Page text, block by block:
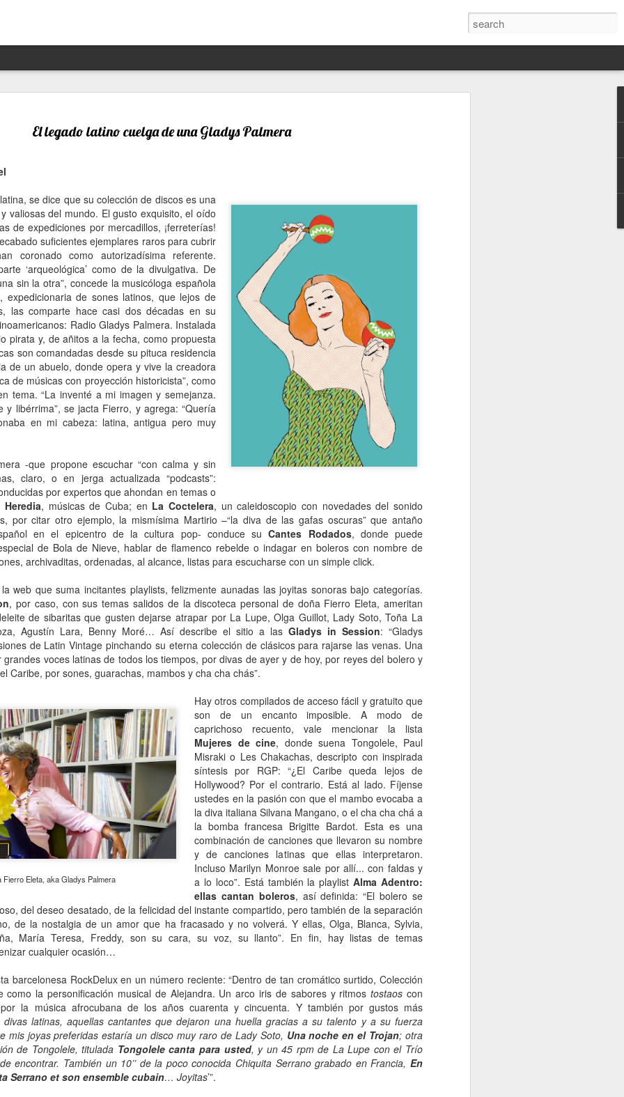
El legado latino cuelga de una Gladys Palmera
se dice que su colección de discos es una
valiosas del mundo. El gusto exquisito, el oído
de expediciones por mercadillos, ¡ferreterías!
suficientes ejemplares raros para cubrir
coronado como autorizadísima referente.
‘arqueológica’ como de la divulgativa. De
sin la otra”, concede la musicóloga española
expedicionaria de sones latinos, que lejos de
las comparte hace casi dos décadas en su
Radio Gladys Palmera. Instalada
pirata y, de añitos a la fecha, como propuesta
son comandadas desde su pituca residencia
de un abuelo, donde opera y vive la creadora
de músicas con proyección historicista”, como
tema. “La inventé a mi imagen y semejanza.
y libérrima”, se jacta Fierro, y agrega: “Quería
en mi cabeza: latina, antigua pero muy
-que propone escuchar “con calma y sin
claro, o en jerga actualizada “podcasts”:
por expertos que ahondan en temas o
Heredia, músicas de Cuba; en La Coctelera, un caleidoscopio con novedades del sonido
por citar otro ejemplo, la mismísima Martirio –“la diva de las gafas oscuras” que antaño
en el epicentro de la cultura pop- conduce suCantes Rodados, donde puede
de Bola de Nieve, hablar de flamenco rebelde o indagar en boleros con nombre de
archivaditas, ordenadas, al alcance, listas para escucharse con un simple click.
web que suma incitantes playlists, felizmente aunadas las joyitas sonoras bajo categorías.
, por caso, con sus temas salidos de la discoteca personal de doña Fierro Eleta, ameritan
de sibaritas que gusten dejarse atrapar por La Lupe, Olga Guillot, Lady Soto, Toña La
Agustín Lara, Benny Moré… Así describe el sitio a las Gladys in Session: “Gladys
de Latin Vintage pinchando su eterna colección de clásicos para rajarse las venas. Una
voces latinas de todos los tiempos, por divas de ayer y de hoy, por reyes del bolero y
Caribe, por sones, guarachas, mambos y cha cha chás”.
Fierro Eleta, aka Gladys Palmera
Hay otros compilados de acceso fácil y gratuito que
son de un encanto imposible. A modo de
caprichoso recuento, vale mencionar la lista
Mujeres de cine, donde suena Tongolele, Paul
Misraki o Les Chakachas, descripto con inspirada
síntesis por RGP: “¿El Caribe queda lejos de
Hollywood? Por el contrario. Está al lado. Fíjense
ustedes en la pasión con que el mambo evocaba a
la diva italiana Silvana Mangano, o el cha cha chá a
la bomba francesa Brigitte Bardot. Esta es una
combinación de canciones que llevaron su nombre
y de canciones latinas que ellas interpretaron.
Incluso Marilyn Monroe sale por allí... con faldas y
a lo loco”. Está también la playlistAlma Adentro:
ellas cantan boleros, así definida: “El bolero se
del deseo desatado, de la felicidad del instante compartido, pero también de la separación
de la nostalgia de un amor que ha fracasado y no volverá. Y ellas, Olga, Blanca, Sylvia,
María Teresa, Freddy, son su cara, su voz, su llanto”. En fin, hay listas de temas
cualquier ocasión…
barcelonesa RockDelux en un número reciente: “Dentro de tan cromático surtido, Colección
como la personificación musical de Alejandra. Un arco iris de sabores y ritmostostaos con
por la música afrocubana de los años cuarenta y cincuenta. Y también por gustos más
divas latinas, aquellas cantantes que dejaron una huella gracias a su talento y a su fuerza
mis joyas preferidas estaría un disco muy raro de Lady Soto, Una noche en el Trojan; otra
de Tongolele, titulada Tongolele canta para usted, y un 45 rpm de La Lupe con el Trío
encontrar. También un 10’’ de la poco conocida Chiquita Serrano grabado en Francia, En
Serrano et son ensemble cubain… Joyitas’”.
13
un afortunado encuentro escénico
Arendt (1906- 1975) resuena con desgraciada vigencia en este siglo
21, en estos precisos momentos de amenaza a las democracias,
de hechos de ilegalidad y crueldad crecientes por parte de las
grandes potencias, de gobiernos talibanes, de un avance alucinante
de la ultraderecha más reaccionaria, caprichosa y avasalladora.
Arendt, de cuya muerte a los 69 se cumplieron 50 años en
diciembre pasado, fue una pensadora alemana -de origen judío-
original, audaz, a contracorriente, inconformista, libre de toda
atadura, que no le temió a la polémica.
JAN
13
Escribir contra toda
adversidad (estrepitosa)
Por Teresa Donato
preparando el examen de
etnografía -el más difícil de la
carrera-, hubo un día que, entre
fichas, fotocopias, libros, café,
puchos y la Olivetti portátil
celeste, me dije: “Esto es lo que
quiero hacer toda la vida”.
Mientras estaba leyendo y
escribiendo en silencio encerrada
en mi habitación, las horas no
pasaban. Me veo tal cual, como si
estuviera viviéndolo ahora.
JAN
13
Marta Lubos (16/8/1943-
27/3/2026): Retrato de
una mujer en armonía
Hace 10 años, ella fue la "chica
denominación que seguramente le
habría dado risa a Marta Lubos,
una artista en absoluto pagada de
sí misma, una persona libre de
toda presunción y más bien
renuente a dar entrevistas. Pero
en esta ocasión,
afortunadamente, se avino a
responder, afable y espontánea,
divertida o apasionada -según el
tema-, siempre yendo al punto,
sin el menor rodeo. Así, fueron
apareciendo la pianista, la
escultora, la cocinera que brinda
una receta.
JAN
13
Un cavaliere della patria
Por Sonia Novello
espalda
es algo que no le deseo a nadie”.
Amadeo Novello. Diario de guerra.
Su primera fuga fue una noche
estrellada. Cuenta que avanzaban
arrastrándose por tierra solo
cuando las nubes tapaban la luna.
Es que esta iluminaba demasiado
el borde de la carretera de
pedregullo llena de barro y de
pozos de la zona de montaña por
la que se desplazaban, bajo el
cielo de Yugoslavia.
Damiselas Nº 1, a modo de editorial
Allá por las postrimerías del año 2012 se publicó la primera
edición de Damiselas en apuros, precedida del siguiente introito:
primero que hay que saber es que una damisela no es ni una dama
damita (dicho esto siguiendo las instrucciones de T.S. Eliot para
diferenciar un gato de un perro).
Gaby Ferrero (1/7/1961- 20/1/2026)
Sus ojos se cerraron -anticipadamente, inesperadamente- y el
mundo de quienes la siguen queriendo y admirando se detuvo,
el shock y un enorme desconsuelo. Tan adorable y honesta como
su maternidad elegida y conquistada palmo a palmo... Cómo no
en su queridísimo hijo adoptivo Osqui Ferrero, que resultó,
una notable revelación como actor en Más bello que la
(2022).
Mi Rob Reiner privado